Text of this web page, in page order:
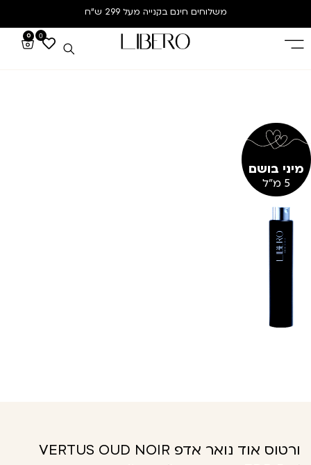
משלוחים חינם בקנייה מעל 299 ש”ח
0
0
מיני בושם
5 מ"ל
ורטוס אוד נואר אדפ VERTUS OUD NOIR